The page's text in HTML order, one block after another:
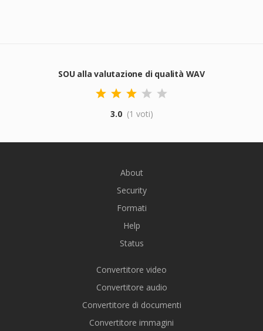
SOU alla valutazione di qualità WAV
3.0 (1 voti)
About
Security
Formati
Help
Status
Convertitore video
Convertitore audio
Convertitore di documenti
Convertitore immagini